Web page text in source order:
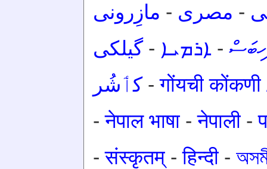
مازِرونی - مصرى -
گیلکی- ܐܪܡܝܐ -
کٲشُر-गोंयची
-नेपाल भाषा -नेपाली -
-संस्कृतम् -हिन्दी -